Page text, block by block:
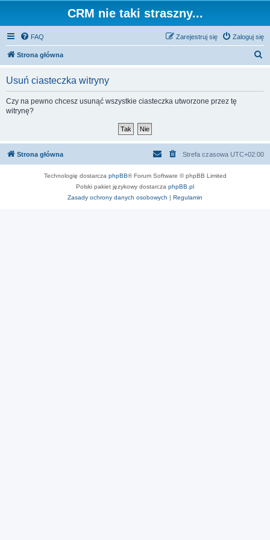
CRM nie taki straszny...
FAQ Zaloguj się
Zarejestruj się
Strona główna
Usuń ciasteczka witryny
Czy na pewno chcesz usunąć wszystkie ciasteczka utworzone przez tę
witrynę?
Strona główna Strefa czasowa UTC+02:00
Technologię dostarcza phpBB® Forum Software © phpBB Limited
Polski pakiet językowy dostarcza phpBB.pl
Zasady ochrony danych osobowych | Regulamin